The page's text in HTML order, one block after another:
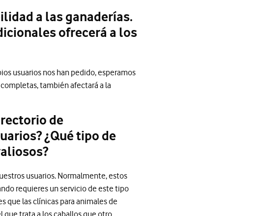
a las ganaderías.
ofrecerá a los
usuarios nos han pedido, esperamos
también afectará a la
de
¿Qué tipo de
usuarios. Normalmente, estos
requieres un servicio de este tipo
que las clínicas para animales de
que trata a los caballos que otro